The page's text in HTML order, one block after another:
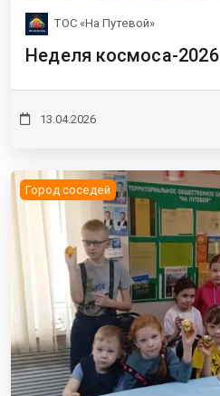
ТОС «На Путевой»
Неделя космоса-2026
13.04.2026
Город соседей